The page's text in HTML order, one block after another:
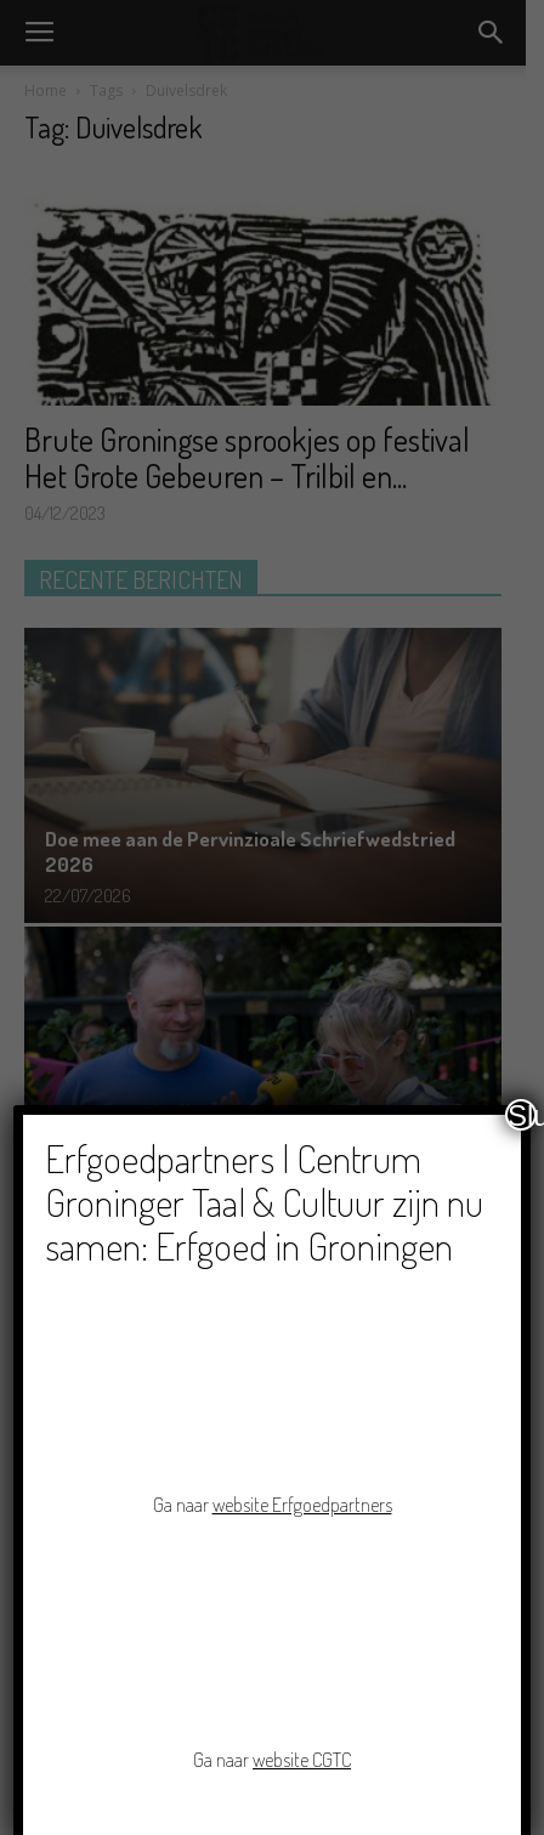
Home Tags Duivelsdrek
Tag: Duivelsdrek
Brute Groningse sprookjes op festival
Het Grote Gebeuren – Trilbil en...
04/12/2023
RECENTE BERICHTEN
Doe mee aan de Pervinzioale Schriefwedstried
2026
22/07/2026
Ommaans
29/06/2026
rond het Gronings en Platduits
Erfgoedpartners | Centrum
Groninger Taal & Cultuur zijn nu
samen: Erfgoed in Groningen
Ga naarwebsite Erfgoedpartners
Ga naarwebsite CGTC